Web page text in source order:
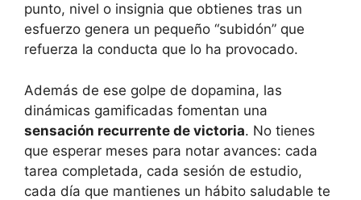
punto, nivel o insignia que obtienes tras un
esfuerzo genera un pequeño “subidón” que
refuerza la conducta que lo ha provocado.
Además de ese golpe de dopamina, las
dinámicas gamificadas fomentan una
sensación recurrente de victoria. No tienes
que esperar meses para notar avances: cada
tarea completada, cada sesión de estudio,
cada día que mantienes un hábito saludable te